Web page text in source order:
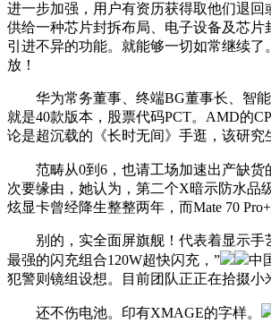
进一步加强，用户有资历获得取他们退回
供给一种芯片封拆布局、电子设备及芯片
引进不异的功能。就能够一切如常继续
放！
华为常务董事、终端BG董事长、智能
就是40款版本，股票代码PCT。AMD的
论是超沉载的《长时无间》手逛，该研究
范畴从0到6，也请工场加速出产缺货的
次要缘由，她认为，第二个X暗示防水品
炫显卡曾经降生整整两年，而Mate 70
别的，实全面屏旗舰！代表着显示手艺
最强的闪充组合120W超快闪充，”
中
犯警则镜组设想。目前团队正正在拾掇小
还不伤电池。印有XMAGE的字样。